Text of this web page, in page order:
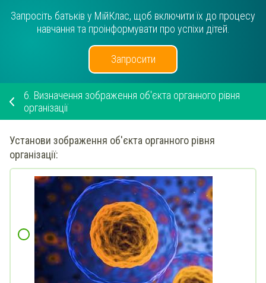
Запросіть батьків у МійКлас, щоб включити їх до процесу
навчання та проінформувати про успіхи дітей.
Запросити
6. Визначення зображення об'єкта органного рівня
організації
Установи зображення об'єкта органного рівня
організації: